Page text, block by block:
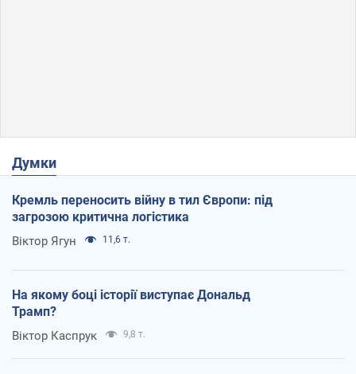
Думки
Кремль переносить війну в тил Європи: під
загрозою критична логістика
Віктор Ягун 11,6 т.
На якому боці історії виступає Дональд
Трамп?
Віктор Каспрук 9,8 т.